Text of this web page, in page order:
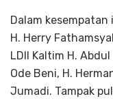
Dalam kesempatan
H. Herry
LDII Kaltim H.
Ode Beni, H.
Jumadi. Tampak